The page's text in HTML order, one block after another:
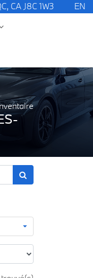
CA J8C 1W3 EN